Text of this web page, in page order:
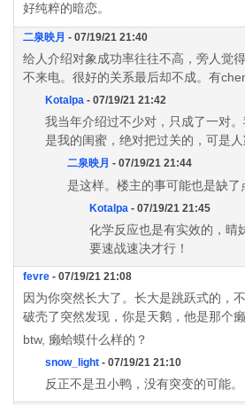
好纯粹的暗恋。
二泉映月 - 07/19/21 21:40
给人介绍对象成功率往往不高，旁人觉
不来电。很好的关系最后却不成。有
Kotalpa - 07/19/21 21:42
我当年介绍过不少对，只成了一对
是我的闺蜜，绝对把过关的，可是人
二泉映月 - 07/19/21 21:44
是这样。楼主的事可能也是缺
Kotalpa - 07/19/21 21:45
化学反应也是有实效的，晴
要速战速决才行！
fevre - 07/19/21 21:08
因为你突然长大了。长大是跳跃式的，
破壳了突然发现，你是天鹅，他是那个癞
btw, 癞蛤蟆什么样的？
snow_light - 07/19/21 21:10
反正不是丑小鸭，没有突变的可能。